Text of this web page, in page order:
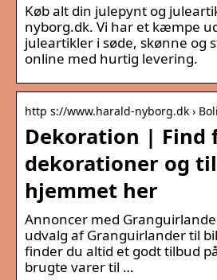
Køb alt din julepynt og
nyborg.dk. Vi har et kæmpe
juleartikler i søde, skønne og
online med hurtig levering.
http s://www.harald-nyborg.dk ›
Dekoration | Find
dekorationer og
hjemmet her
Annoncer med
udvalg af Granguirlander til
finder du altid et godt tilbud
brugte varer til …